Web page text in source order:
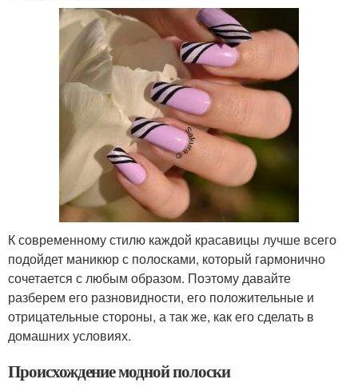
К современному стилю каждой красавицы лучше всего
подойдет маникюр с полосками, который гармонично
сочетается с любым образом. Поэтому давайте
разберем его разновидности, его положительные и
отрицательные стороны, а так же, как его сделать в
домашних условиях.
Происхождение модной полоски